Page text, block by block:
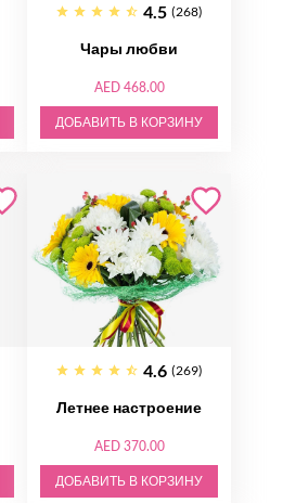
4.5 (268)
Чары любви
AED 468.00
ДОБАВИТЬ В КОРЗИНУ
4.6 (269)
Летнее настроение
AED 370.00
ДОБАВИТЬ В КОРЗИНУ